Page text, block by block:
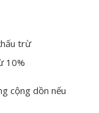
trừ
10%
cộng dồn nếu